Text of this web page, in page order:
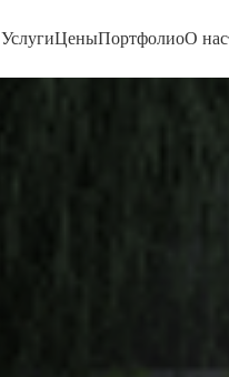
УслугиЦеныПортфолиоО нас